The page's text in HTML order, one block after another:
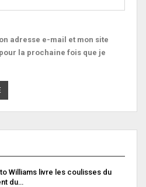
adresse e-mail et mon site
la prochaine fois que je
Williams livre les coulisses du
du…